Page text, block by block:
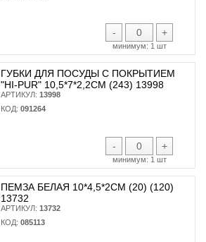
- +
минимум: 1 шт
ГУБКИ ДЛЯ ПОСУДЫ С ПОКРЫТИЕМ
"HI-PUR" 10,5*7*2,2СМ (243) 13998
АРТИКУЛ: 13998
КОД: 091264
- +
минимум: 1 шт
ПЕМЗА БЕЛАЯ 10*4,5*2СМ (20) (120)
13732
АРТИКУЛ: 13732
КОД: 085113